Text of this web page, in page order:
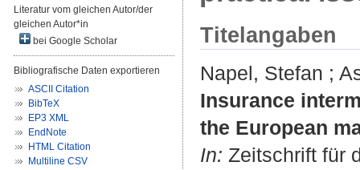
Literatur vom gleichen Autor/der
gleichen Autor*in
bei Google Scholar
Bibliografische Daten exportieren
ASCII Citation
BibTeX
EP3 XML
EndNote
HTML Citation
Multiline CSV
Titelangaben
Napel, Stefan ;
Insurance
the European
In: Zeitschrift für